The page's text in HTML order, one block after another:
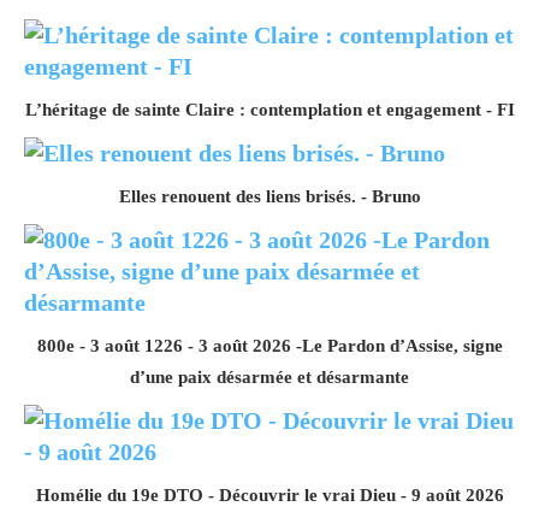
L’héritage de sainte Claire : contemplation et engagement - FI
Elles renouent des liens brisés. - Bruno
800e - 3 août 1226 - 3 août 2026 -Le Pardon d’Assise, signe
d’une paix désarmée et désarmante
Homélie du 19e DTO - Découvrir le vrai Dieu - 9 août 2026